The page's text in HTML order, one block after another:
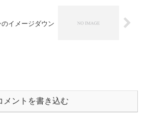
イメージダウン
メントを書き込む